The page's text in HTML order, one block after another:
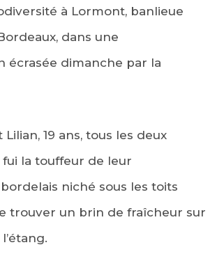
à Lormont, banlieue
dans une
écrasée dimanche par la
Lilian, 19 ans, tous les deux
la touffeur de leur
niché sous les toits
trouver un brin de fraîcheur sur